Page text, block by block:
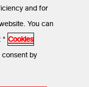
SEND
and for
You can
" Cookies
by